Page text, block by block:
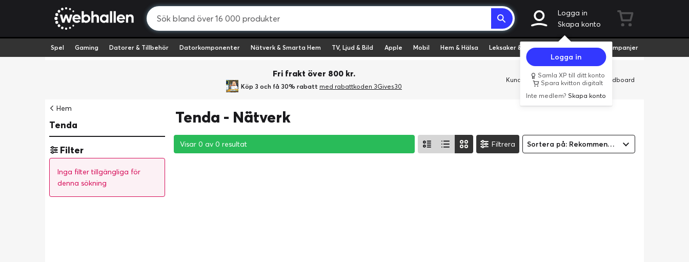
Logga in
Skapa konto
Logga in
Samla XP till ditt konto
Spara kvitton digitalt
Inte medlem?Skapa konto
Spel Gaming Datorer & Tillbehör Datorkomponenter Nätverk & Smarta Hem TV, Ljud & Bild Apple Mobil Hem & Hälsa Leksaker & Hobby Fyndvaror Kampanjer
Fri frakt över 800 kr.
Köp 3 och få 30% rabatt med rabattkoden 3Gives30
Kundservice Butiker Företag Cardboard
Hem
Tenda
Filter
Inga filter tillgängliga för
denna sökning
Tenda - Nätverk
Visar 0 av 0 resultat
Visar 0 av 0 resultat
Visar 0 av 0 resultat Filtrera Sortera på: Rekommenderad